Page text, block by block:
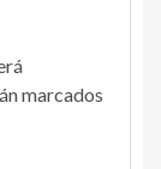
marcados